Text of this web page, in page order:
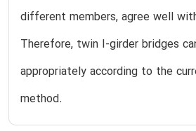
different members, agree well
Therefore, twin I-girder bridges
appropriately according to the
method.